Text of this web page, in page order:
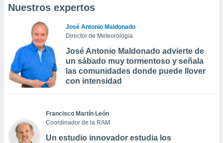
Nuestros expertos
José Antonio Maldonado
Director de Meteorología
José Antonio Maldonado advierte de
un sábado muy tormentoso y señala
las comunidades donde puede llover
con intensidad
Francisco Martín León
Coordinador de la RAM
Un estudio innovador estudia los